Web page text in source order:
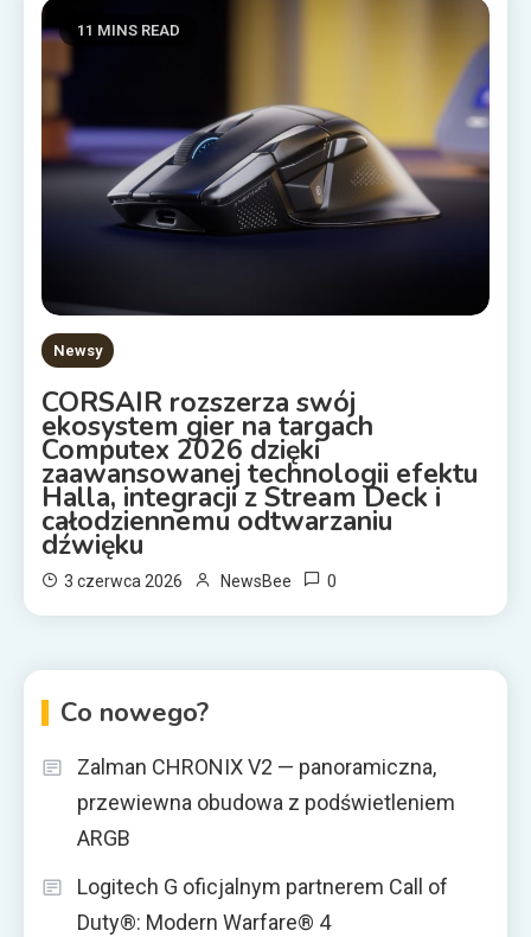
11 MINS READ
Newsy
CORSAIR rozszerza swój
ekosystem gier na targach
Computex 2026 dzięki
zaawansowanej technologii efektu
Halla, integracji z Stream Deck i
całodziennemu odtwarzaniu
dźwięku
3 czerwca 2026 NewsBee 0
Co nowego?
Zalman CHRONIX V2 — panoramiczna,
przewiewna obudowa z podświetleniem
ARGB
Logitech G oficjalnym partnerem Call of
Duty®: Modern Warfare® 4